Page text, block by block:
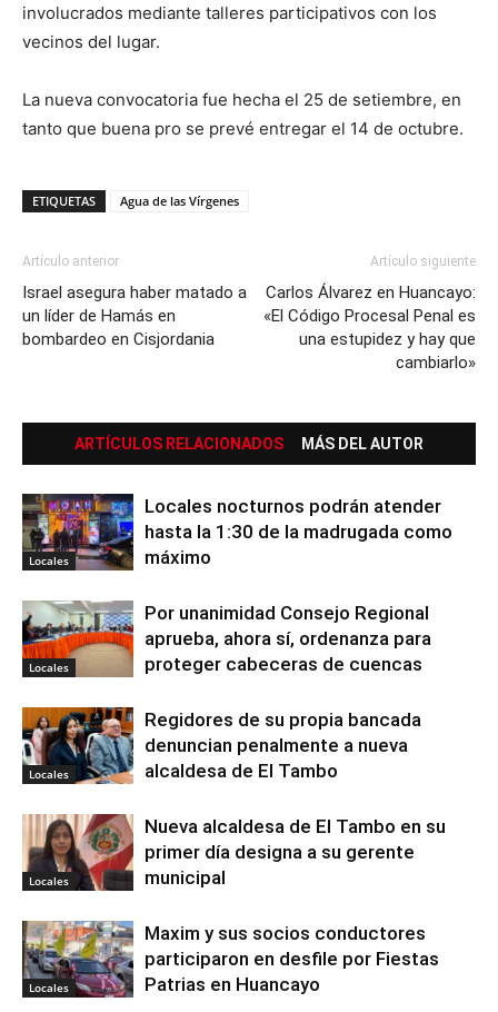
involucrados mediante talleres participativos con los
vecinos del lugar.
La nueva convocatoria fue hecha el 25 de setiembre, en
tanto que buena pro se prevé entregar el 14 de octubre.
ETIQUETAS Agua de las Vírgenes
Artículo anterior
Israel asegura haber matado a
un líder de Hamás en
bombardeo en Cisjordania
Artículo siguiente
Carlos Álvarez en Huancayo:
«El Código Procesal Penal es
una estupidez y hay que
cambiarlo»
ARTÍCULOS RELACIONADOS MÁS DEL AUTOR
Locales
Locales nocturnos podrán atender
hasta la 1:30 de la madrugada como
máximo
Locales
Por unanimidad Consejo Regional
aprueba, ahora sí, ordenanza para
proteger cabeceras de cuencas
Locales
Regidores de su propia bancada
denuncian penalmente a nueva
alcaldesa de El Tambo
Locales
Nueva alcaldesa de El Tambo en su
primer día designa a su gerente
municipal
Locales
Maxim y sus socios conductores
participaron en desfile por Fiestas
Patrias en Huancayo